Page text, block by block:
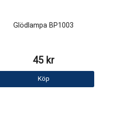
Glödlampa BP1003
45 kr
Köp